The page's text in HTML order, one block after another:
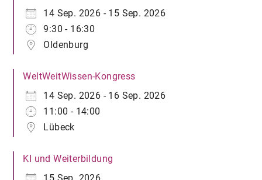
14 Sep. 2026 - 15 Sep. 2026
9:30 - 16:30
Oldenburg
WeltWeitWissen-Kongress
14 Sep. 2026 - 16 Sep. 2026
11:00 - 14:00
Lübeck
KI und Weiterbildung